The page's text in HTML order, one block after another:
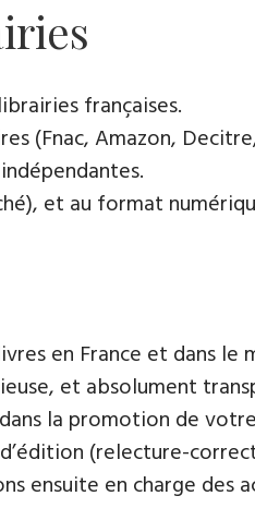
françaises​.
(Fnac, Amazon,
et au format
en France et dans
et absolument
la promotion de
(relecture-
ensuite en charge